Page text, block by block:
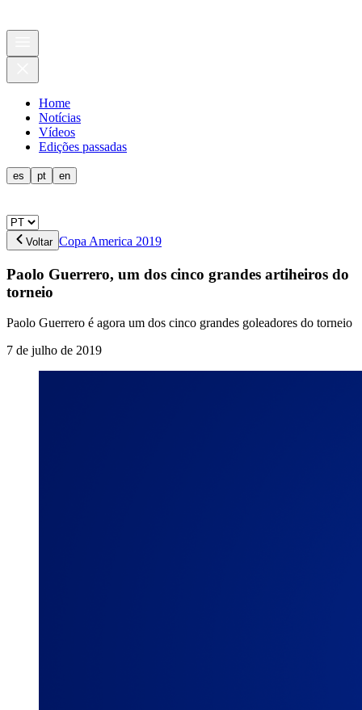
Home
Notícias
Vídeos
Edições passadas
es pt en
Voltar Copa America 2019
Paolo Guerrero, um dos cinco grandes artiheiros do
torneio
Paolo Guerrero é agora um dos cinco grandes goleadores do torneio
7 de julho de 2019